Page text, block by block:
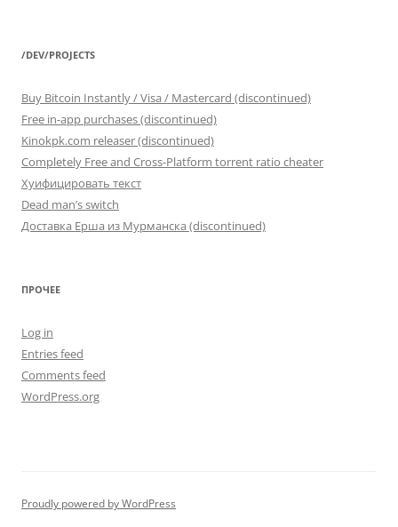
/DEV/PROJECTS
Buy Bitcoin Instantly / Visa / Mastercard (discontinued)
Free in-app purchases (discontinued)
Kinokpk.com releaser (discontinued)
Completely Free and Cross-Platform torrent ratio cheater
Хуифицировать текст
Dead man’s switch
Доставка Ерша из Мурманска (discontinued)
ПРОЧЕЕ
Log in
Entries feed
Comments feed
WordPress.org
Proudly powered by WordPress